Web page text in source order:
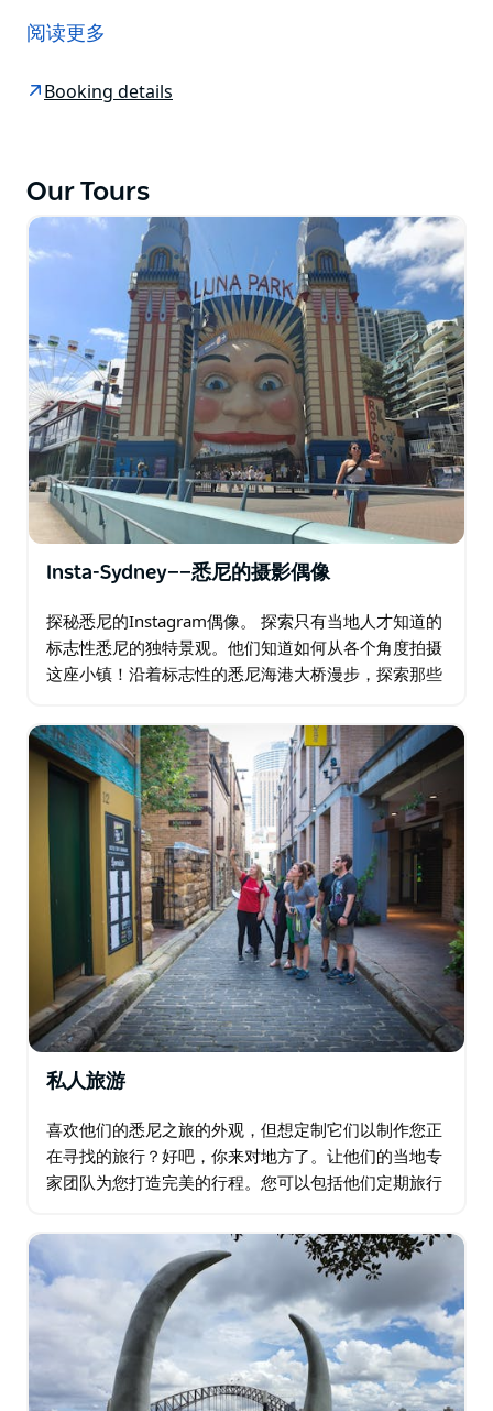
重温朗姆酒曾是货币的神奇时代，悉尼岩石区的港湾区盛
起沐浴，了解朗姆酒为何值得为之反抗……无论过去还是
的当地酒吧之间穿梭，聆听引人入胜的历史故事。从不同
集合地点：战争财富酒店外，乔治街137号，新南威尔士
州岩石区，邮编2000
终点：纳尔逊勋爵，肯特街和阿盖尔街拐角处，米勒斯
角，新南威尔士州，邮编2000
阅读更多
Booking details
Our Tours
Insta-Sydney——悉尼的摄影偶像
探秘悉尼的Instagram偶像。 探索只有当地人才知道的
标志性悉尼的独特景观。他们知道如何从各个角度拍摄
这座小镇！沿着标志性的悉尼海港大桥漫步，探索那些
话题标签，因为你会需要它们！…
私人旅游
喜欢他们的悉尼之旅的外观，但想定制它们以制作您正
在寻找的旅行？好吧，你来对地方了。让他们的当地专
家团队为您打造完美的行程。您可以包括他们定期旅行
所以让它成为你自己的！如果您不确定…